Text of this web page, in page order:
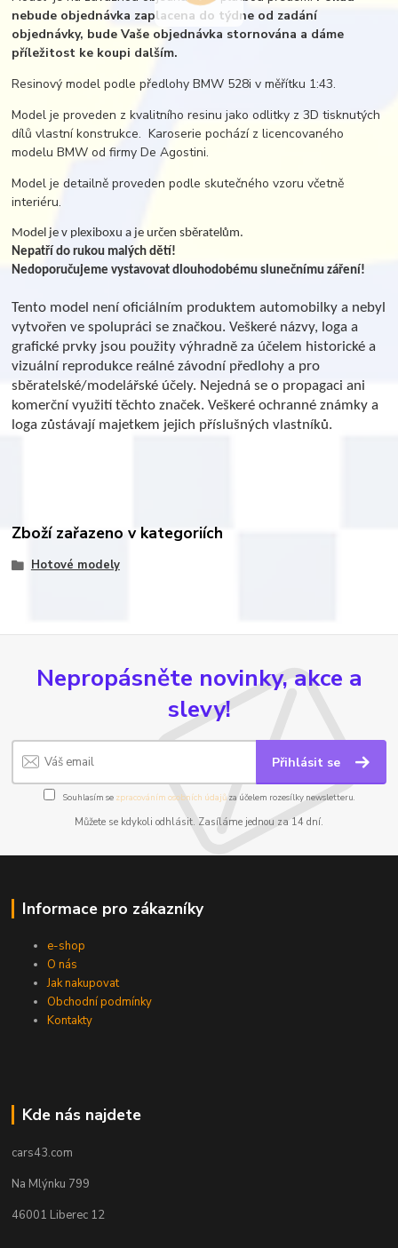
nebude objednávka zaplacena do týdne od zadání
objednávky, bude Vaše objednávka stornována a dáme
příležitost ke koupi dalším.
Resinový model podle předlohy BMW 528i v měřítku 1:43.
Model je proveden z kvalitního resinu jako odlitky z 3D tisknutých
dílů vlastní konstrukce. Karoserie pochází z licencovaného
modelu BMW od firmy De Agostini.
Model je detailně proveden podle skutečného vzoru včetně
interiéru.
Model je v plexiboxu a je určen sběratelům.
Nepatří do rukou malých dětí!
Nedoporučujeme vystavovat dlouhodobému slunečnímu záření!
Tento model není oficiálním produktem automobilky a nebyl
vytvořen ve spolupráci se značkou. Veškeré názvy, loga a
grafické prvky jsou použity výhradně za účelem historické a
vizuální reprodukce reálné závodní předlohy a pro
sběratelské/modelářské účely. Nejedná se o propagaci ani
komerční využití těchto značek. Veškeré ochranné známky a
loga zůstávají majetkem jejich příslušných vlastníků.
Zboží zařazeno v kategoriích
Hotové modely
Nepropásněte novinky, akce a
slevy!
Přihlásit se
Souhlasím se zpracováním osobních údajůza účelem rozesílky newsletteru.
Můžete se kdykoli odhlásit. Zasíláme jednou za 14 dní.
Informace pro zákazníky
e-shop
O nás
Jak nakupovat
Obchodní podmínky
Kontakty
Kde nás najdete
cars43.com
Na Mlýnku 799
46001 Liberec 12